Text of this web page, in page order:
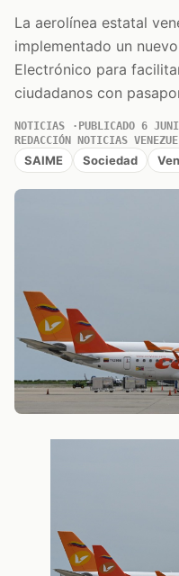
La aerolínea estatal
implementado un
Electrónico para
ciudadanos con
NOTICIAS PUBLICADO 6
REDACCIÓN NOTICIAS
SAIME Sociedad